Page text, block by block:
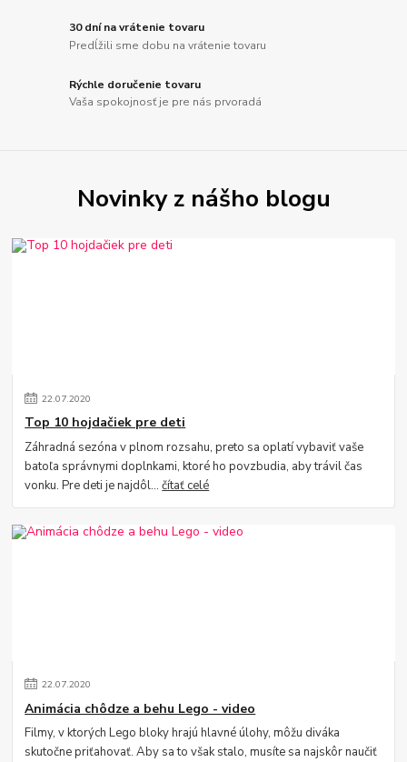
30 dní na vrátenie tovaru
Predĺžili sme dobu na vrátenie tovaru
Rýchle doručenie tovaru
Vaša spokojnosť je pre nás prvoradá
Novinky z nášho blogu
22.07.2020
Top 10 hojdačiek pre deti
Záhradná sezóna v plnom rozsahu, preto sa oplatí vybaviť vaše
batoľa správnymi doplnkami, ktoré ho povzbudia, aby trávil čas
vonku. Pre deti je najdôl...čítať celé
22.07.2020
Animácia chôdze a behu Lego - video
Filmy, v ktorých Lego bloky hrajú hlavné úlohy, môžu diváka
skutočne priťahovať. Aby sa to však stalo, musíte sa najskôr naučiť